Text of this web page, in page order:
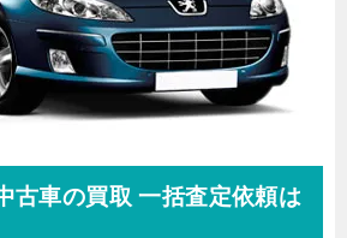
古車の買取 一括査定依頼は